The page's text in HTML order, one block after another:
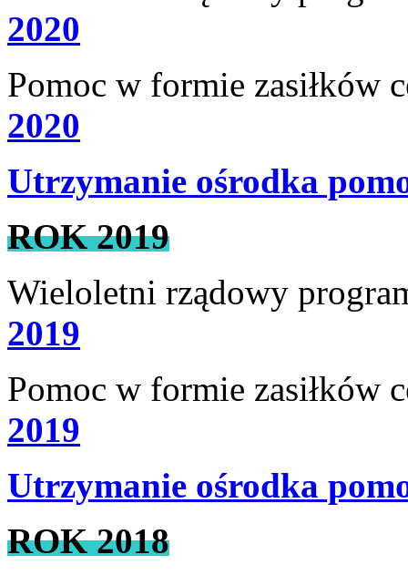
2020
Pomoc w formie zasiłków
2020
Utrzymanie ośrodka
ROK 2019
Wieloletni rządowy
2019
Pomoc w formie zasiłków
2019
Utrzymanie ośrodka
ROK 2018